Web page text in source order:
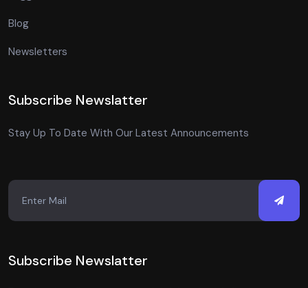
Blog
Newsletters
Subscribe Newslatter
Stay Up To Date With Our Latest Announcements
Subscribe Newslatter